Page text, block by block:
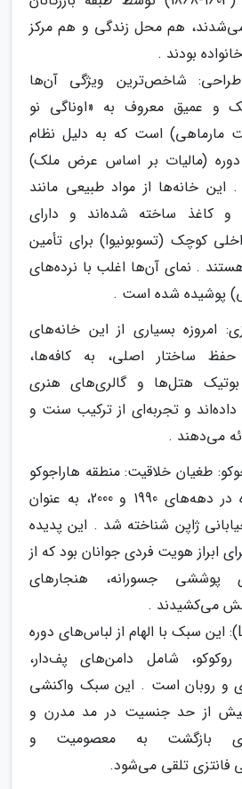
هم محل زندگی و هم مرکز
بودند .
شاخص‌ترین ویژگی آن‌ها
و عمیق معروف به «اوناگی نو
مارماهی) است که به دلیل نظام
دوره (مالیات بر اساس عرض ملک)
خانه‌ها از مواد طبیعی مانند
و کاغذ ساخته شده‌اند و دارای
کوچک (تسوبونیوا) برای تأمین
. نمای آن‌ها اغلب با نرده‌های
پوشیده شده است .
امروزه بسیاری از این خانه‌های
ساختار اصلی، به کافه‌ها،
بوتیک هتل‌ها و گالری‌های هنری
داده‌اند و تجربه‌ای از ترکیب سنت و
می‌دهند .
طغیان خلاقیت: منطقه هاراجوکو
در توکیو، به ویژه در دهه‌های 1990 و 2000، به عنوان
ژاپن شناخته شد . این پدیده
ابراز هویت فردی جوانان بود که از
جسورانه، هنجارهای
می‌کشیدند .
لولیتا (Lolita): این سبک با الهام از لباس‌های دوره
روکوکو، شامل دامن‌های پف‌دار،
و روبان است . این سبک واکنشی
از حد جنسیت در مد مدرن و
بازگشت به معصومیت و
فانتزی تلقی می‌شود.